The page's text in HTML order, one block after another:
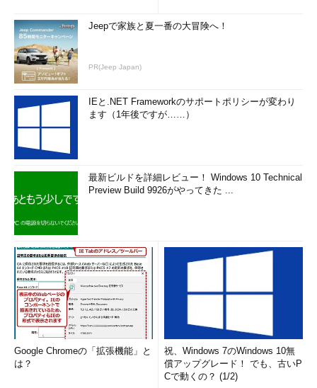
Jeepで家族と夏一番の大冒険へ！
PR(Jeep Japan)
IEと.NET Frameworkのサポートポリシーが変わり
ます（1年後ですが……）
最新ビルドを詳細レビュー！ Windows 10 Technical
Preview Build 9926がやってきた ...
Google Chromeの「拡張機能」と
は？
祝、Windows 7のWindows 10無
償アップグレード！ でも、古いP
Cで動くの？ (1/2)